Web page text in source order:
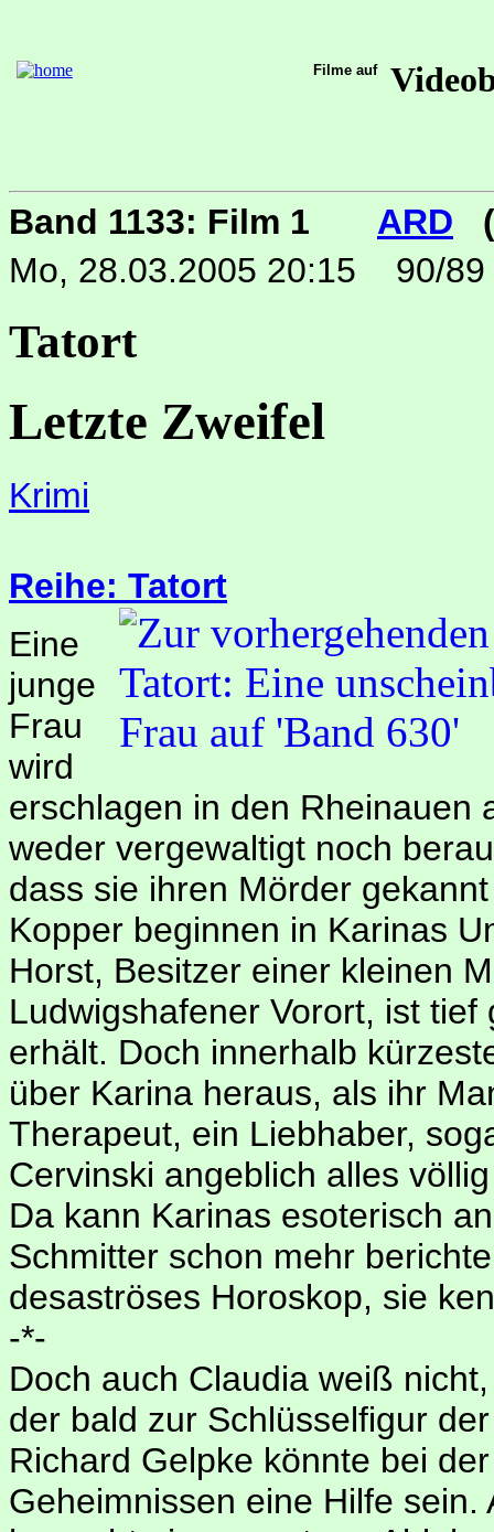
Filme auf
Band 1133: Film 1 ARD
Mo, 28.03.2005 20:15
90/
Tatort
Letzte Zweifel
Krimi
Reihe: Tatort
Eine
junge
Frau
wird
erschlagen in den Rheinauen
weder vergewaltigt noch
dass sie ihren Mörder
Kopper beginnen in Karinas
Horst, Besitzer einer kleinen
Ludwigshafener Vorort, ist
erhält. Doch innerhalb
über Karina heraus, als ihr
Therapeut, ein Liebhaber,
Cervinski angeblich alles
Da kann Karinas esoterisch
Schmitter schon mehr
desaströses Horoskop, sie
-*-
Doch auch Claudia weiß
der bald zur Schlüsselfigur
Richard Gelpke könnte bei
Geheimnissen eine Hilfe